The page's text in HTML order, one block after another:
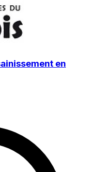
en